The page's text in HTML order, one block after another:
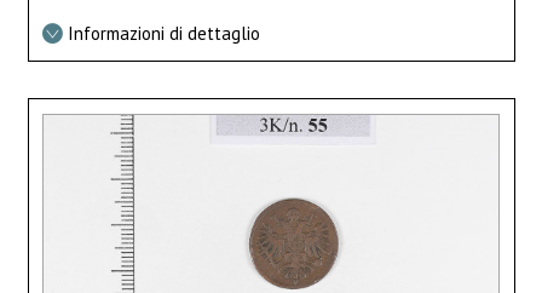
Informazioni di dettaglio